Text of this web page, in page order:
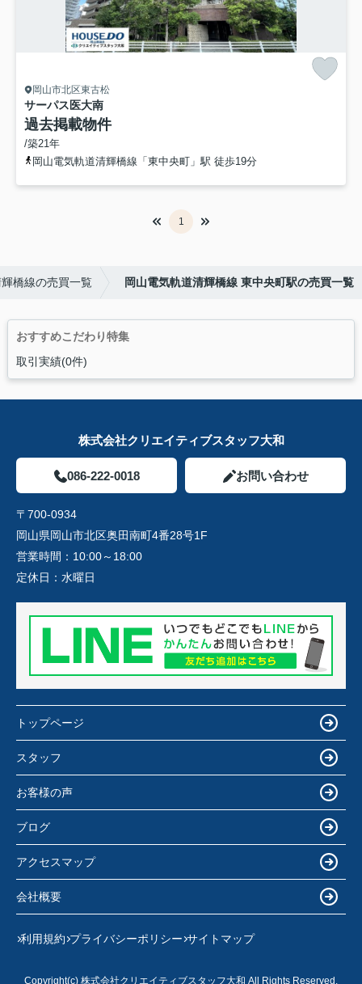
岡山市北区東古松
サーパス医大南
過去掲載物件
/築21年
岡山電気軌道清輝橋線「東中央町」駅 徒歩19分
1
橋線の売買一覧 岡山電気軌道清輝橋線 東中央町駅の売買一覧
おすすめこだわり特集
取引実績(0件)
株式会社クリエイティブスタッフ大和
086-222-0018 お問い合わせ
〒700-0934
岡山県岡山市北区奥田南町4番28号1F
営業時間： 10:00～18:00
定休日： 水曜日
トップページ
スタッフ
お客様の声
ブログ
アクセスマップ
会社概要
利用規約 プライバシーポリシー サイトマップ
Copyright(c) 株式会社クリエイティブスタッフ大和 All Rights Reserved.